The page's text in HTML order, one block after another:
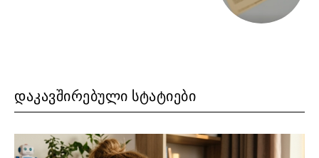
ᲓᲐᲙᲐᲕᲨᲘᲠᲔᲑᲣᲚᲘ ᲡᲢᲐᲢᲘᲔᲑᲘ